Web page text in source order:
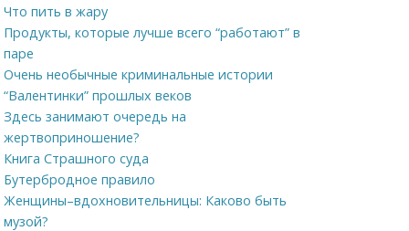
Что пить в жару
Продукты, которые лучше всего “работают” в
паре
Очень необычные криминальные истории
“Валентинки” прошлых веков
Здесь занимают очередь на
жертвоприношение?
Книга Страшного суда
Бутербродное правило
Женщины–вдохновительницы: Каково быть
музой?